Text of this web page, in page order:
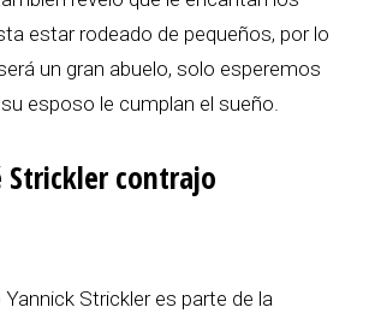
estar rodeado de pequeños, por lo
un gran abuelo, solo esperemos
esposo le cumplan el sueño.
Strickler contrajo
Strickler es parte de la